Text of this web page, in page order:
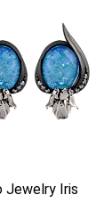
Jewelry Iris